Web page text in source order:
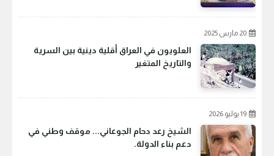
20 مارس 2025
العلويون في العراق أقلية دينية بين السرية
والتاريخ المتغير
19 يوليو 2026
الشيخ رعد دحام الجوعاني... موقف وطني في
دعم بناء الدولة.